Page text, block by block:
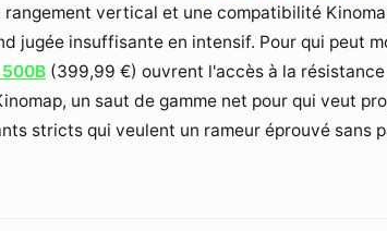
rangement vertical et une compatibilité
jugée insuffisante en intensif. Pour qui peut
(399,99 €) ouvrent l'accès à la
un saut de gamme net pour qui veut
stricts qui veulent un rameur éprouvé sans